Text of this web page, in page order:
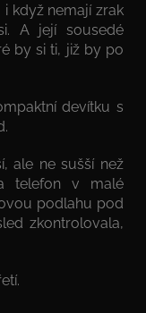
když nemají zrak
A její sousedé
by si ti, již by po
devítku s
ale ne sušší než
telefon v malé
podlahu pod
zkontrolovala,